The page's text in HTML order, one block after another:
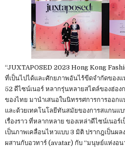
“JUXTAPOSED 2023 Hong Kong
ที่เป็นไปได้และศักยภาพอันไร้ขีดจำกัดของ
52 ดีไซน์เนอร์ หลากรุ่นหลายสไตล์ของฮ่อง
ของไทย มานำเสนอในนิทรรศการการออก
และด้วยเทคโนโลยีทันสมัยของการสแกนแ
เรื่องราว ที่หลากหลาย ของเหล่าดีไซน์เนอ
เป็นภาพเคลื่อนไหวแบบ 3 มิติ ปรากฎเป็นผ
ผสานกับอวทาร์ (avatar) กับ “มนุษย์แห่งอ